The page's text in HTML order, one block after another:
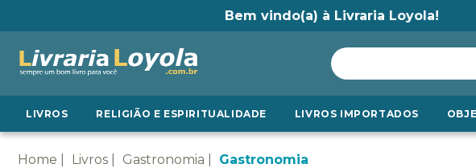
Bem vindo(a) à Livraria Loyola!
LIVROS RELIGIÃO E ESPIRITUALIDADE LIVROS IMPORTADOS
Home Livros Gastronomia Gastronomia